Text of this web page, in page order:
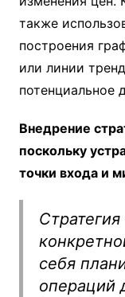
также
построения
или линии
потенциальное
Внедрение
поскольку
точки входа и
себя
операций